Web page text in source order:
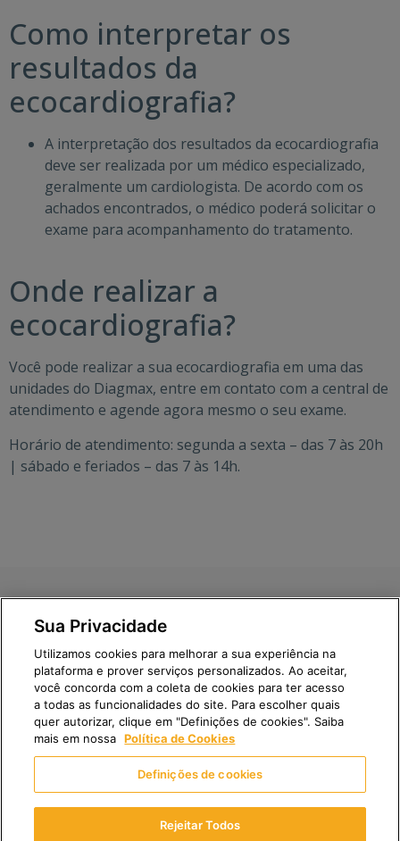
Como interpretar os
resultados da
ecocardiografia?
A interpretação dos resultados da ecocardiografia
deve ser realizada por um médico especializado,
geralmente um cardiologista. De acordo com os
achados encontrados, o médico poderá solicitar o
exame para acompanhamento do tratamento.
Onde realizar a
ecocardiografia?
Você pode realizar a sua ecocardiografia em uma das
unidades do Diagmax, entre em contato com a central de
atendimento e agende agora mesmo o seu exame.
Horário de atendimento: segunda a sexta – das 7 às 20h
| sábado e feriados – das 7 às 14h.
Para mais especificações visite nossa Homepage |
de Privacidade | Direito e Responsabilidade dos
Pacientes
Fleury S.A. | CNPJ: 60.840.055/0001-31
Av. Santo Amaro, 4584 | São Paulo | SP | CEP: 04701-200
© 2024 Diagmax – Diagnósticos por Imagem – Todos os
Sua Privacidade
Utilizamos cookies para melhorar a sua experiência na
plataforma e prover serviços personalizados. Ao aceitar,
você concorda com a coleta de cookies para ter acesso
a todas as funcionalidades do site. Para escolher quais
quer autorizar, clique em "Definições de cookies". Saiba
mais em nossa Política de Cookies
Definições de cookies
Rejeitar Todos